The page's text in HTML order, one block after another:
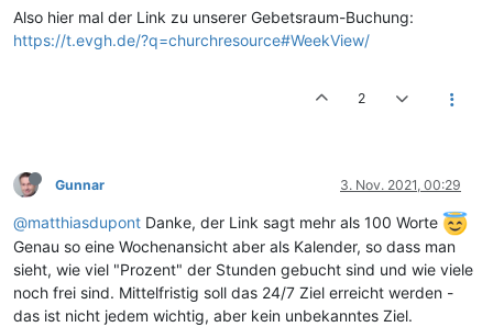
Also hier mal der Link zu unserer Gebetsraum-Buchung:
https://t.evgh.de/?q=churchresource#WeekView/
2
Gunnar 3. Nov. 2021, 00:29
@matthiasdupont Danke, der Link sagt mehr als 100 Worte
Genau so eine Wochenansicht aber als Kalender, so dass man
sieht, wie viel "Prozent" der Stunden gebucht sind und wie viele
noch frei sind. Mittelfristig soll das 24/7 Ziel erreicht werden -
das ist nicht jedem wichtig, aber kein unbekanntes Ziel.